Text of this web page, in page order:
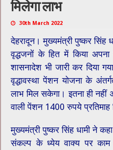
मिलेगा लाभ
30th March 2022
देहरादून। मुख्‍यमंत्री पुष्‍कर सिंह
वृद्धजनों के हित में किया
शासनादेश भी जारी कर दिया
वृद्धावस्‍था पेंशन योजना के
लाभ मिल सकेगा। इतना ही
वाली पेंशन 1400 रुपये प्रतिमाह
मुख्यमंत्री पुष्कर सिंह धामी ने
संकल्प के ध्येय वाक्य पर काम